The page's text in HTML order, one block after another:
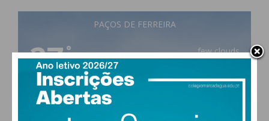
PAÇOS DE FERREIRA
27°
few clouds
MAX 27 • MIN 27